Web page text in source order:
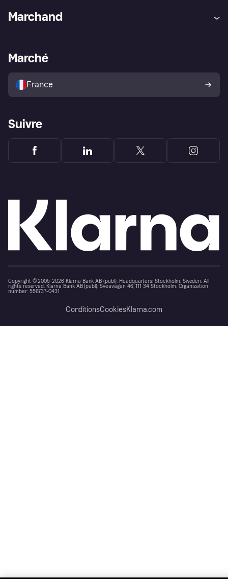
Explorez les magasins
Politique de protection de
l’acheteur Klarna
Marchand
Portail Marchand
Marché
France
Suivre
Copyright © 2005-2026 Klarna Bank AB (publ). Headquarters: Stockholm, Sweden. All
rights reserved. Klarna Bank AB (publ). Sveavägen 46, 111 34 Stockholm. Organization
number: 556737-0431
ConditionsCookiesKlarna.com